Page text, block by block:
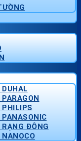
PHILIPS
ĐÔNG